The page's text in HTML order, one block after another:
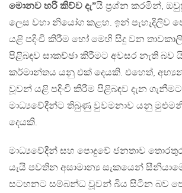
මොනව හරි කිව්ව දැ”යි ප‍්‍රශ්න කරමින්,
ලෙස වහා නියෝග කළහ. ඉන් පැහැදිලිව
යළි පදිංචි කිරීම හෝ මෙහි සිදු වන
පිළිබඳව සාකච්ඡා කිරීමට අවසර නැති බව
කර්මාන්තය යනු එක් දෙයකි. එහෙත්,
වූවන් යළි පදිංචි කිරීම පිළිබඳව දැන
මාධ්‍යවේදීන්ට තිබුණු වුවමනාව යනු
දෙයකි.
මාධ්‍යවේදීන් සහ පොදුවේ ජනතාව
යැයි පවතින අසාමාන්‍ය සැකයෙන්
සටහනට සම්බන්ධ වූවන් බිය සිටින බව